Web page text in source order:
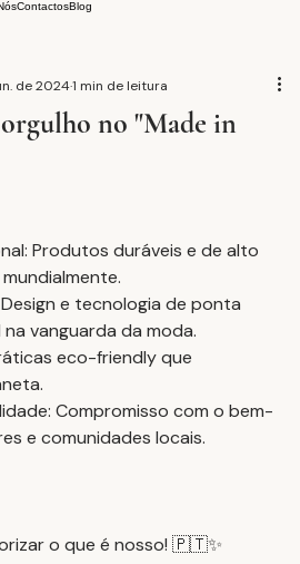
ContactosBlog
no "Made in
de 20241 min de leitura
Produtos duráveis e de alto
e tecnologia de ponta
vanguarda da moda.
eco-friendly que
Compromisso com o bem-
e comunidades locais.
o que é nosso! 🇵🇹✨